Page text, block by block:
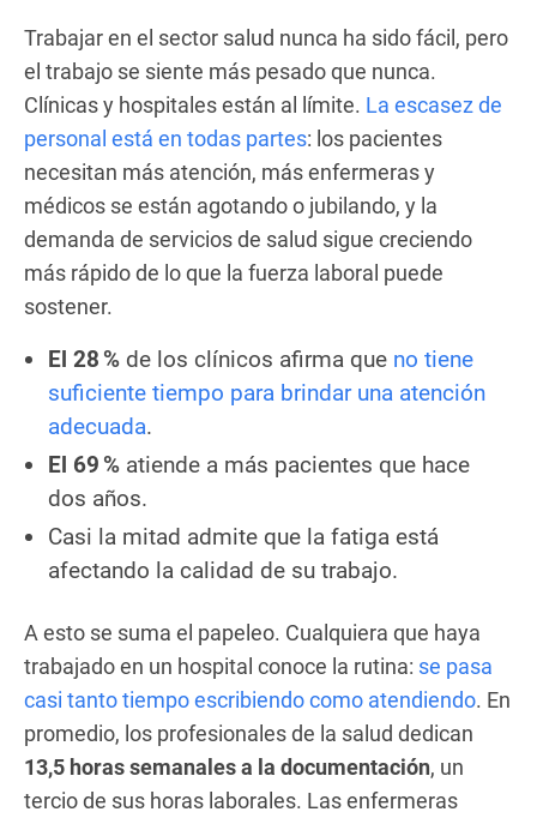
Trabajar en el sector salud nunca ha sido fácil, pero
el trabajo se siente más pesado que nunca.
Clínicas y hospitales están al límite. La escasez de
personal está en todas partes: los pacientes
necesitan más atención, más enfermeras y
médicos se están agotando o jubilando, y la
demanda de servicios de salud sigue creciendo
más rápido de lo que la fuerza laboral puede
sostener.
El 28 % de los clínicos afirma que no tiene
suficiente tiempo para brindar una atención
adecuada.
El 69 % atiende a más pacientes que hace
dos años.
Casi la mitad admite que la fatiga está
afectando la calidad de su trabajo.
A esto se suma el papeleo. Cualquiera que haya
trabajado en un hospital conoce la rutina: se pasa
casi tanto tiempo escribiendo como atendiendo. En
promedio, los profesionales de la salud dedican
13,5 horas semanales a la documentación, un
tercio de sus horas laborales. Las enfermeras